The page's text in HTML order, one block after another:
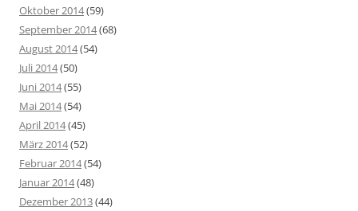
Oktober 2014(59)
September 2014(68)
August 2014(54)
Juli 2014(50)
Juni 2014(55)
Mai 2014(54)
April 2014(45)
März 2014(52)
Februar 2014(54)
Januar 2014(48)
Dezember 2013(44)